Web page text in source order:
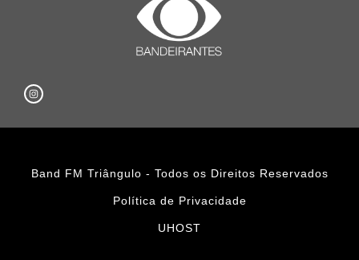
Band FM Triângulo - Todos os Direitos Reservados
Política de Privacidade
UHOST